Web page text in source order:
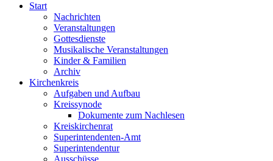
Start
Nachrichten
Veranstaltungen
Gottesdienste
Musikalische Veranstaltungen
Kinder & Familien
Archiv
Kirchenkreis
Aufgaben und Aufbau
Kreissynode
Dokumente zum Nachlesen
Kreiskirchenrat
Superintendenten-Amt
Superintendentur